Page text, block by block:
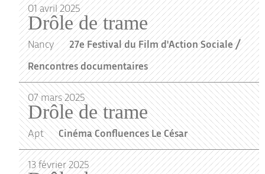
01 avril2025
Drôle de trame
Nancy
27e Festival du Film d'Action Sociale /
Rencontres documentaires
07mars2025
Drôle de trame
Apt Cinéma Confluences Le César
13 février2025